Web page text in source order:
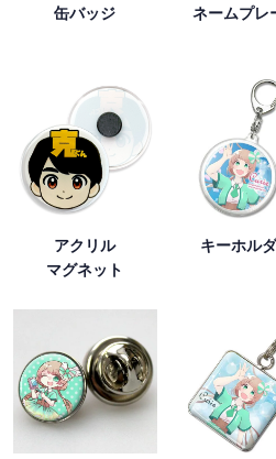
缶バッジ ネームプレ
アクリル
マグネット
キーホル